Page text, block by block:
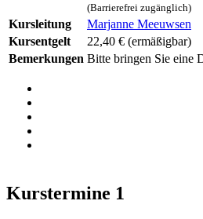
(Barrierefrei zugänglich)
Kursleitung
Marjanne Meeuwsen
Kursentgelt
22,40 € (ermäßigbar)
Bemerkungen Bitte bringen Sie eine
Kurstermine 1